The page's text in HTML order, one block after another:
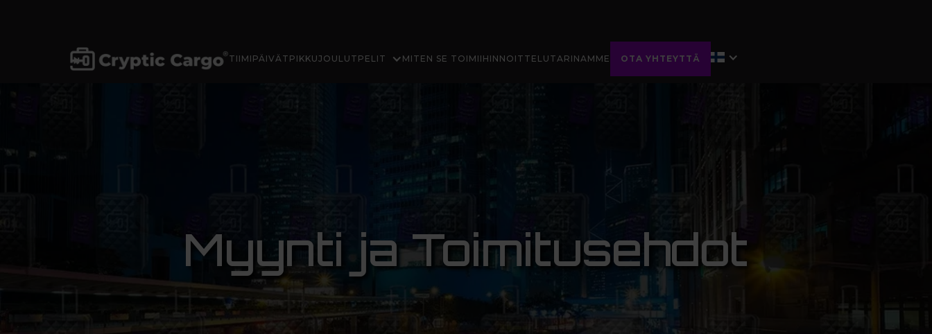
TIIMIPÄIVÄT PIKKUJOULUT PELIT MITEN SE TOIMII HINNOITTELU TARINAMME OTA YHTEYTTÄ
Myynti ja Toimitusehdot